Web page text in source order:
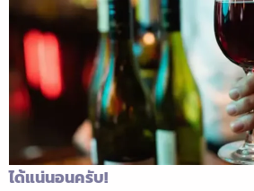
ได้แน่นอนครับ!